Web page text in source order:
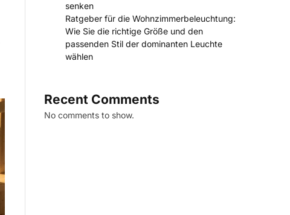
senken
Ratgeber für die Wohnzimmerbeleuchtung:
Wie Sie die richtige Größe und den
passenden Stil der dominanten Leuchte
wählen
Recent Comments
No comments to show.